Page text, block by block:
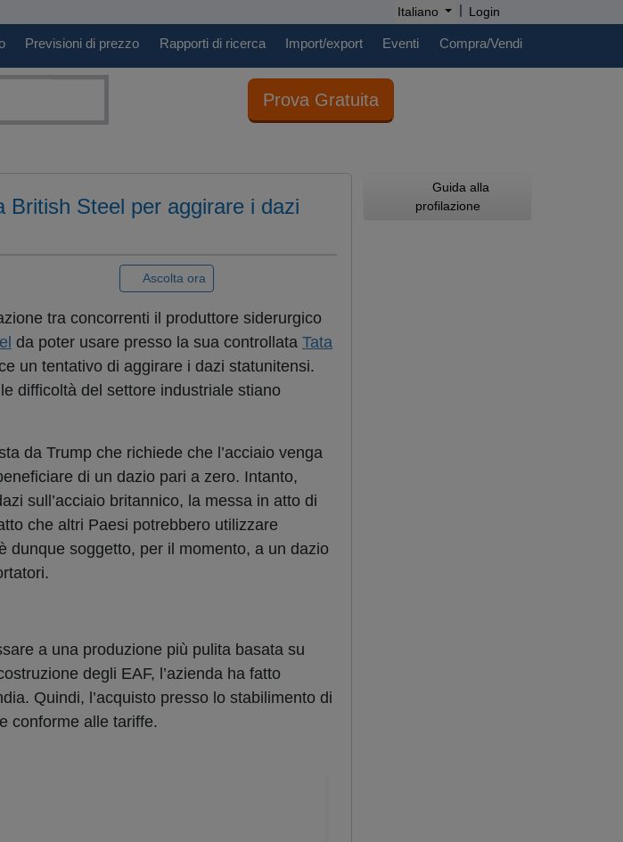
Italiano | Login
Previsioni di prezzo Rapporti di ricerca Import/export Eventi Compra/Vendi
Prova Gratuita
British Steel per aggirare i dazi
Ascolta ora
tra concorrenti il produttore siderurgico
da poter usare presso la sua controllata Tata
un tentativo di aggirare i dazi statunitensi.
difficoltà del settore industriale stiano
da Trump che richiede che l’acciaio venga
di un dazio pari a zero. Intanto,
sull’acciaio britannico, la messa in atto di
che altri Paesi potrebbero utilizzare
dunque soggetto, per il momento, a un dazio
a una produzione più pulita basata su
degli EAF, l’azienda ha fatto
Quindi, l’acquisto presso lo stabilimento di
conforme alle tariffe.
Guida alla
profilazione